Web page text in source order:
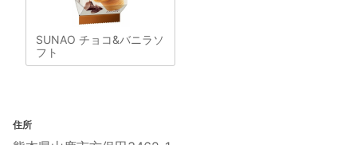
SUNAO チョコ&バニラソ
フト
住所